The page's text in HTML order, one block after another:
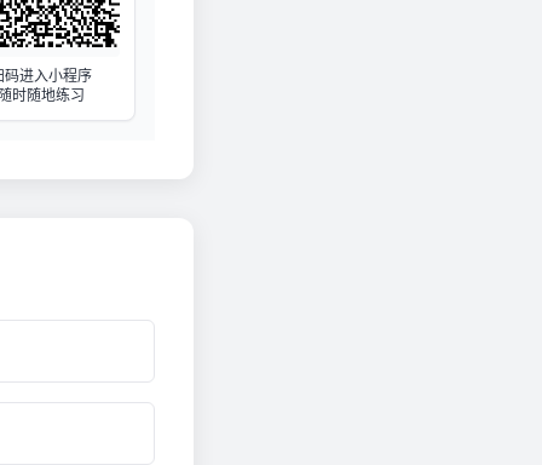
码进入小程序
时随地练习